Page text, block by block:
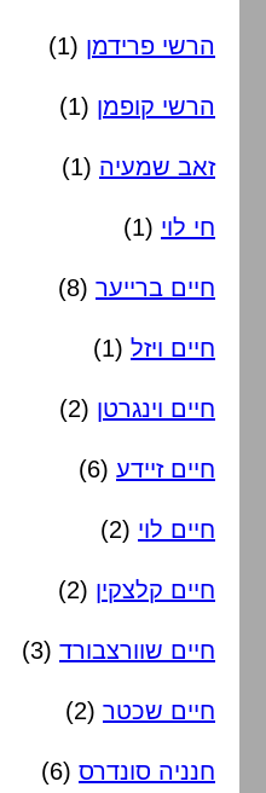
הרשי פרידמן (1)
הרשי קופמן (1)
זאב שמעיה (1)
חי לוי (1)
חיים ברייער (8)
חיים ויזל (1)
חיים וינגרטן (2)
חיים זיידע (6)
חיים לוי (2)
חיים קלצקין (2)
חיים שוורצבורד (3)
חיים שכטר (2)
חנניה סונדרס (6)